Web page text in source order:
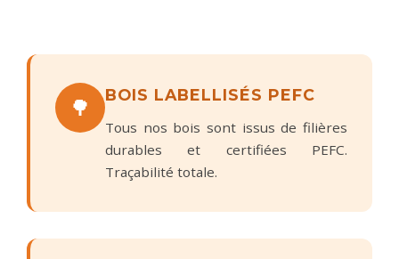
🌳 BOIS LABELLISÉS PEFC
Tous nos bois sont issus de filières
durables et certifiées PEFC.
Traçabilité totale.